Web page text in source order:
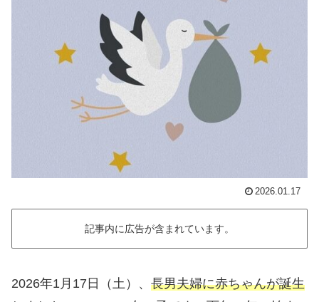
2026.01.17
記事内に広告が含まれています。
2026年1月17日（土）、 長男夫婦に赤ちゃんが誕生